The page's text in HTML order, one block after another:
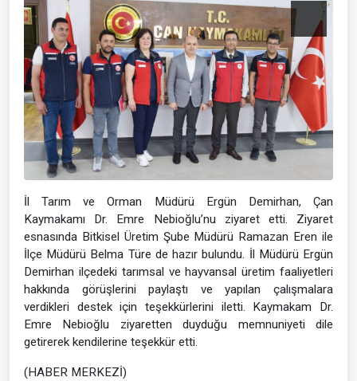
İl Tarım ve Orman Müdürü Ergün Demirhan, Çan
Kaymakamı Dr. Emre Nebioğlu’nu ziyaret etti. Ziyaret
esnasında Bitkisel Üretim Şube Müdürü Ramazan Eren ile
İlçe Müdürü Belma Türe de hazır bulundu. İl Müdürü Ergün
Demirhan ilçedeki tarımsal ve hayvansal üretim faaliyetleri
hakkında görüşlerini paylaştı ve yapılan çalışmalara
verdikleri destek için teşekkürlerini iletti. Kaymakam Dr.
Emre Nebioğlu ziyaretten duyduğu memnuniyeti dile
getirerek kendilerine teşekkür etti.
(HABER MERKEZİ)